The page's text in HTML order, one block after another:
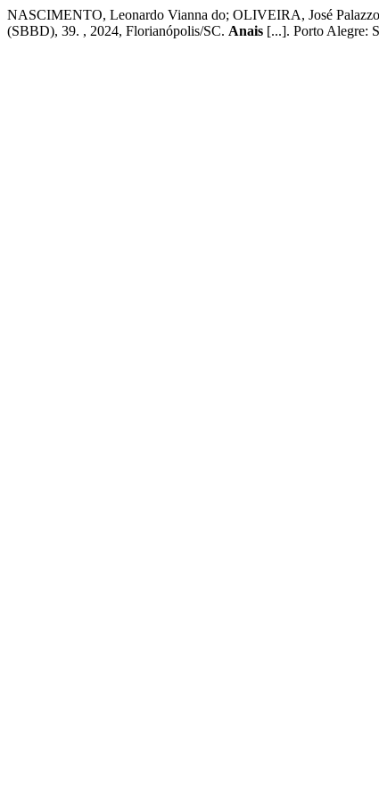
NASCIMENTO, Leonardo Vianna do; OLIVEIRA, José
(SBBD), 39. , 2024, Florianópolis/SC. Anais [...]. Porto Alegre: